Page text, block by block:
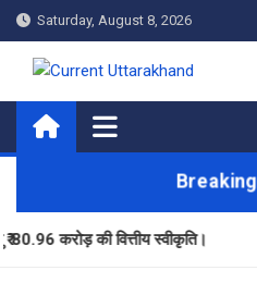
Skip
to
content
Saturday, August 8, 2026
Current
की वित्तीय स्वीकृति।